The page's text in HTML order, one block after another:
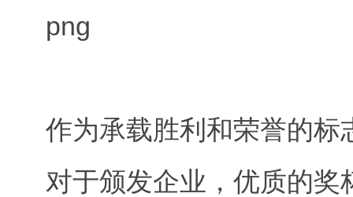
作为承载胜利和荣誉的标
对于颁发企业，优质的